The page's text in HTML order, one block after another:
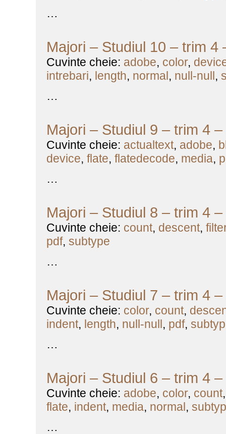
…
Majori – Studiul 10 – trim 4
Cuvinte cheie: adobe, color,
intrebari, length, normal, null-null,
…
Majori – Studiul 9 – trim 4
Cuvinte cheie: actualtext, adobe,
device, flate, flatedecode, media,
…
Majori – Studiul 8 – trim 4
Cuvinte cheie: count, descent,
pdf, subtype
…
Majori – Studiul 7 – trim 4
Cuvinte cheie: color, count,
indent, length, null-null, pdf,
…
Majori – Studiul 6 – trim 4
Cuvinte cheie: adobe, color, count
flate, indent, media, normal,
…